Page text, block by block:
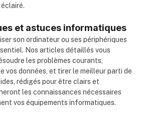
et astuces informatiques
son ordinateur ou ses périphériques
Nos articles détaillés vous
les problèmes courants,
vos données, et tirer le meilleur parti de
rédigés pour être clairs et
les connaissances nécessaires
vos équipements informatiques.